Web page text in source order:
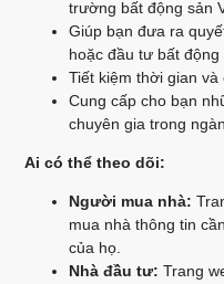
trường bất động sản
Giúp bạn đưa ra
hoặc đầu tư bất động
Tiết kiệm thời gian
Cung cấp cho bạn
chuyên gia trong
Ai có thể theo dõi:
Người mua nhà:
mua nhà thông tin
của họ.
Nhà đầu tư: Trang